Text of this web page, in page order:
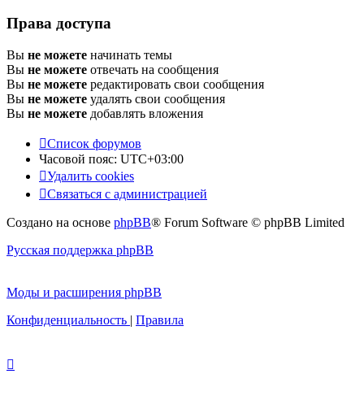
Права доступа
Вы не можете начинать темы
Вы не можете отвечать на сообщения
Вы не можете редактировать свои сообщения
Вы не можете удалять свои сообщения
Вы не можете добавлять вложения
Список форумов
Часовой пояс: UTC+03:00
Удалить cookies
Связаться с администрацией
Создано на основе phpBB® Forum Software © phpBB Limited
Русская поддержка phpBB
Моды и расширения phpBB
Конфиденциальность | Правила